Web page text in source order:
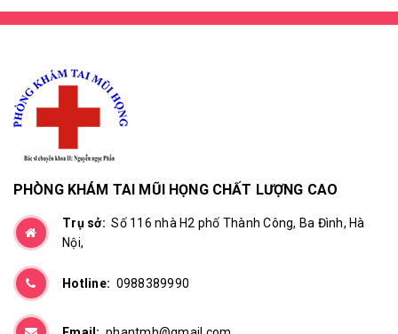
PHÒNG KHÁM TAI MŨI HỌNG CHẤT LƯỢNG CAO
Trụ sở:Số 116 nhà H2 phố Thành Công, Ba Đình, Hà
Nội,
Hotline: 0988389990